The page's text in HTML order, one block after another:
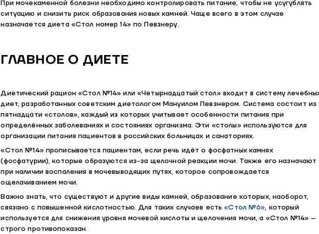
При мочекаменной болезни необходимо контролировать питание, чтобы не усугублять
ситуацию и снизить риск образования новых камней. Чаще всего в этом случае
назначается диета «Стол номер 14» по Певзнеру.
ГЛАВНОЕ О ДИЕТЕ
Диетический рацион «Стол №14» или «Четырнадцатый стол» входит в систему
диет, разработанных советским диетологом Мануилом Певзнером. Система состоит из
пятнадцати «столов», каждый из которых учитывает особенности питания при
определённых заболеваниях и состояниях организма. Эти «столы» используются для
организации питания пациентов в российских больницах и санаториях.
«Стол №14» прописывается пациентам, если речь идёт о фосфатных камнях
(фосфатурии), которые образуются из-за щелочной реакции мочи. Также его назначают
при наличии воспаления в мочевыводящих путях, которое сопровождается
ощелачиванием мочи.
Важно знать, что существуют и другие виды камней, образование которых, наоборот,
связано с повышенной кислотностью. Для таких случаев есть«Стол №6», который
используется для снижения уровня мочевой кислоты и щелочения мочи, а «Стол №14» –
строго противопоказан.